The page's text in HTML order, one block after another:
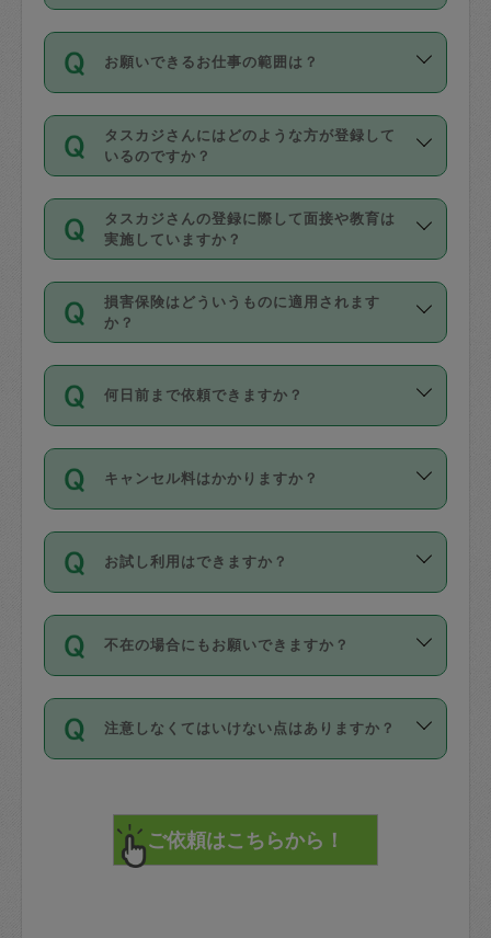
リカ、au WALLETなど）は支払にはご利
銀行振込や現金払いも対応していませ
なお、タスカジさんの交通費も、依頼料
金のご請求と合わせてお支払いとなりま
動計算で表示されます。
りに、一定数を超えたキャンセルは有償
（例：毎週定期の場合は３回以上のキャ
ンセルが有償（1200円、隔週定期の場合
は２回以上のキャンセルが有償（1200
ます。交通費の金額は「依頼の詳細」に
時間帯は3種類あります。いずれも１回あ
たり３時間です。
・ＡＭ ９時～１２時
・ＰＭ １３時～１６時
・夜 １８時～２１時
開始時間を２時間前後変更することが可
能です。依頼送信後、個別にタスカジさ
んにメッセージを送り調整してくださ
い。ただし、２時間を越えての調整はで
時間も被らない場合、損害保険の対象外
お願いできるお仕事の範囲は？
掃除、整理収納、洗濯、買い物、料理、
作り置きです。タスカジさんによってで
きる仕事の範囲が異なりますので、依頼
する前にタスカジさんのプロフィールで
確認してください。
基本的に、高所での作業や危険作業、屋
外での作業は対象外です。
タスカジさんにはどのような方が登録して
いるのですか？
主婦として長年の家事経験をお持ちの
方、栄養士・調理師といった資格者で保
育園や学校の給食やレストランで料理関
係の専門職に従事されていた方、日本で
すでにハウスキーパーや英語の先生とし
てお仕事をしているフィリピン出身の
社員など様々なバックグラウンドの方が
登録しています。
日本語も話せる方など様々です。
ールに記載していますので、各自の得意
を依頼してください。
タスカジさんの登録に際して面接や教育は
実施していますか？
応募の際に、各自事務局との面接と説明
を行っています。その後、身分証明書の
写真提出をしていただいています。外国
確認しています。タスカジさんトレーニ
ング動画を使ったセルフトレーニングの
現場トライアルを受け、合格したタスカ
ジさんが活動されています。
※テストセンターの講評は１件目のレビュ
参考
【詳細】タスカジさんの登録に際
損害保険はどういうものに適用されます
か？
依頼者とタスカジさんとの間でタスカジ
を通して成立した作業時間内での作業に
適用されます。作業範囲は、掃除、洗
です。作業中に物を壊したり、人にけが
をさせたりした場合が対象で、補償金額
す。
写真を撮り、
詳細FAQ：
損害賠償保険について教えて
何日前まで依頼できますか？
ご依頼は、現在を起点に3日後（72時間
以降）の日時から受付可能となっていま
す。
タスカジさんへ「募集」をかけることが
可能です。
キャンセル料はかかりますか？
キャンセル料には、以下の2種類がありま
す。
1. 直前キャンセル（定期、スポット契約
共通）
72時間を超える※と、以下のキャンセル
料が発生します。
直前キャンセル料：
72時間前〜24時間前＝依頼料金の50%
お試し利用はできますか？
「お試し利用」というメニューはありま
せんが、「一回のみ」依頼を活用するこ
とによって、気に入ったタスカジさんを
まず、条件の合う気になるタスカジさ
みてください。
その後、一番気に入ったタスカジさんに
不在の場合にもお願いできますか？
不在の場合の作業はタスカジさんの同意
が必要です。数回の依頼ののち、タスカ
ジさんと依頼者の間で十分な信頼関係が
てください。
不在時に部屋に入るためにタスカジさん
注意しなくてはいけない点はありますか？
で、必ず鍵のかかるロッカーや金庫に入
れて依頼者の責任の元管理するよう心掛
けてください。